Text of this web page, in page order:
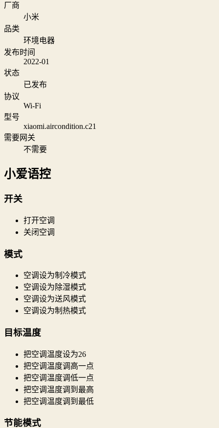
厂商
小米
品类
环境电器
发布时间
2022-01
状态
已发布
协议
Wi‑Fi
型号
xiaomi.aircondition.c21
需要网关
不需要
小爱语控
开关
打开空调
关闭空调
模式
空调设为制冷模式
空调设为除湿模式
空调设为送风模式
空调设为制热模式
目标温度
把空调温度设为26
把空调温度调高一点
把空调温度调低一点
把空调温度调到最高
把空调温度调到最低
节能模式